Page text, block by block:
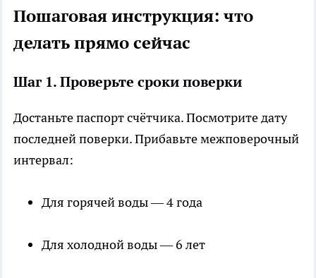
Пошаговая инструкция: что
делать прямо сейчас
Шаг 1. Проверьте сроки поверки
Достаньте паспорт счётчика. Посмотрите дату
последней поверки. Прибавьте межповерочный
интервал:
Для горячей воды — 4 года
Для холодной воды — 6 лет